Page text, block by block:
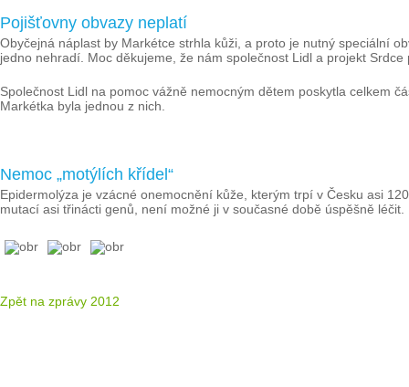
Pojišťovny obvazy neplatí
Obyčejná náplast by Markétce strhla kůži, a proto je nutný speciální
jedno nehradí. Moc děkujeme, že nám společnost Lidl a projekt
Společnost Lidl na pomoc vážně nemocným dětem poskytla celkem
Markétka byla jednou z nich.
Nemoc „motýlích křídel“
Epidermolýza je vzácné onemocnění kůže, kterým trpí v Česku asi
mutací asi třinácti genů, není možné ji v současné době úspěšně
Zpět na zprávy 2012